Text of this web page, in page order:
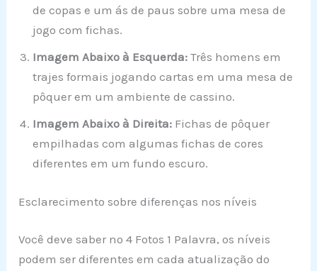
de copas e um ás de paus sobre uma mesa de
jogo com fichas.
Imagem Abaixo à Esquerda: Três homens em
trajes formais jogando cartas em uma mesa de
pôquer em um ambiente de cassino.
Imagem Abaixo à Direita: Fichas de pôquer
empilhadas com algumas fichas de cores
diferentes em um fundo escuro.
Esclarecimento sobre diferenças nos níveis
Você deve saber no 4 Fotos 1 Palavra, os níveis
podem ser diferentes em cada atualização do